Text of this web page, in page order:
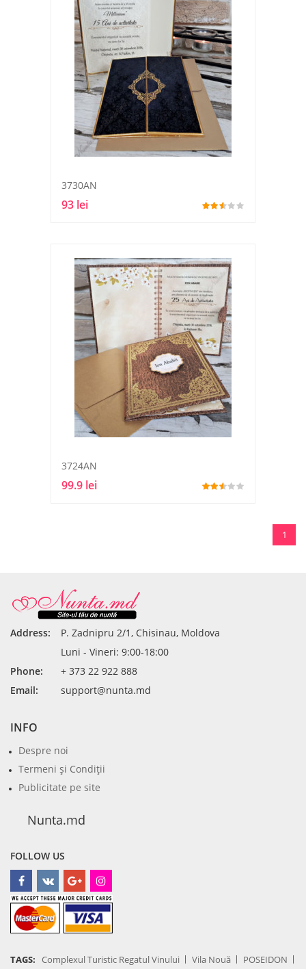
3730AN
93 lei
3724AN
99.9 lei
1
Address:
P. Zadnipru 2/1, Chisinau, Moldova
Luni - Vineri: 9:00-18:00
Phone:
+ 373 22 922 888
Email:
support@nunta.md
INFO
Despre noi
Termeni şi Condiţii
Publicitate pe site
Nunta.md
FOLLOW US
TAGS: Complexul Turistic Regatul Vinului Vila Nouă POSEIDON